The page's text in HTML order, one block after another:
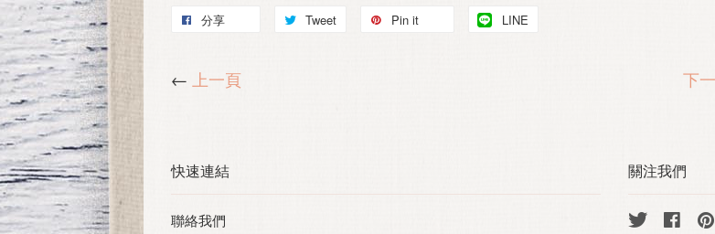
分享 Tweet Pin it LINE
← 上一頁 下
快速連結
聯絡我們
關注我們
Twitter